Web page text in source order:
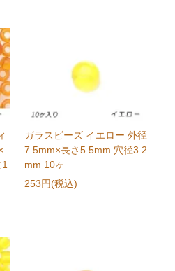
ガラスビーズ イエロー 外径
7.5mm×長さ5.5mm 穴径3.2
mm 10ヶ
253円(税込)